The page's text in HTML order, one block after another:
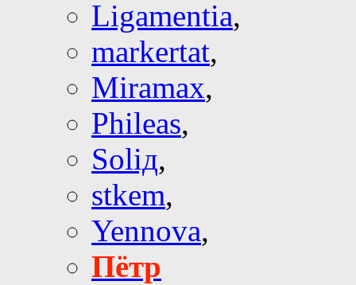
Ligamentia,
markertat,
Miramax,
Phileas,
Soliд,
stkem,
Yennova,
Пётр